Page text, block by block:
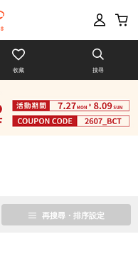
收藏 搜尋
再搜尋・排序設定